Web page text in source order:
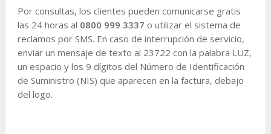
Por consultas, los clientes pueden comunicarse gratis
las 24 horas al 0800 999 3337 o utilizar el sistema de
reclamos por SMS. En caso de interrupción de servicio,
enviar un mensaje de texto al 23722 con la palabra LUZ,
un espacio y los 9 dígitos del Número de Identificación
de Suministro (NIS) que aparecen en la factura, debajo
del logo.